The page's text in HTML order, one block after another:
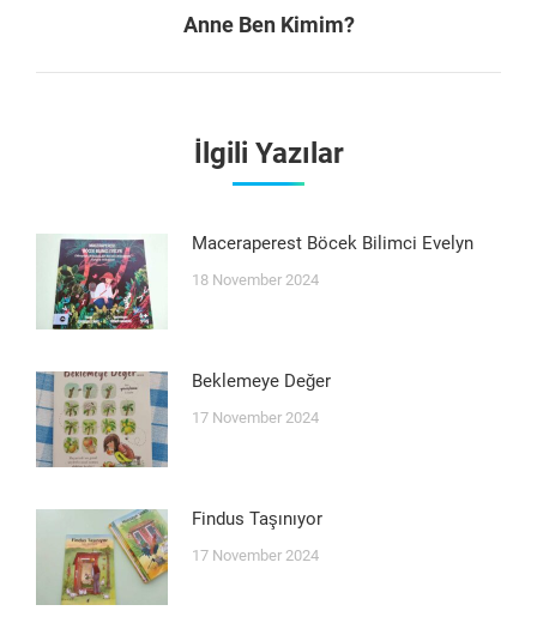
Next
Anne Ben Kimim?
İlgili Yazılar
Maceraperest Böcek Bilimci Evelyn
18 November 2024
Beklemeye Değer
17 November 2024
Findus Taşınıyor
17 November 2024